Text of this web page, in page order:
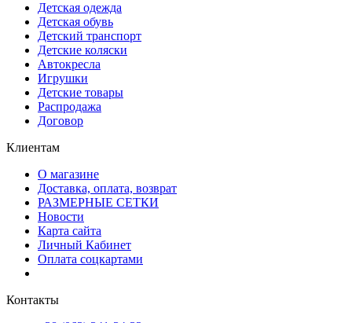
Детская одежда
Детская обувь
Детский транспорт
Детские коляски
Автокресла
Игрушки
Детские товары
Распродажа
Договор
Клиентам
О магазине
Доставка, оплата, возврат
РАЗМЕРНЫЕ СЕТКИ
Новости
Карта сайта
Личный Кабинет
Оплата соцкартами
Контакты